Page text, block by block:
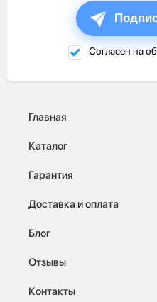
Согласен на
Главная
Каталог
Гарантия
Доставка и оплата
Блог
Отзывы
Контакты